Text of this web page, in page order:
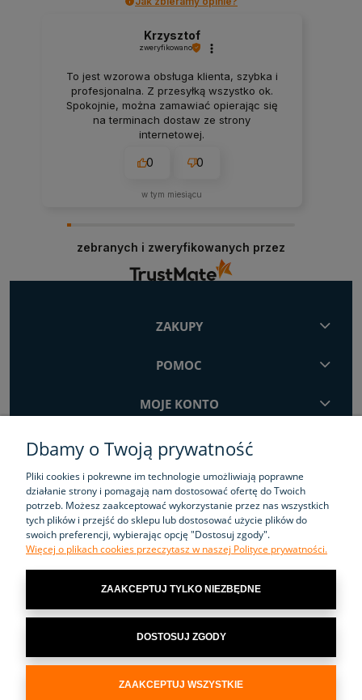
Krzysztof
zweryfikowano
To jest wzorowa obsługa klienta, szybka i
profesjonalna. Z przesyłką wszystko ok.
Spokojnie, można zamawiać opierając się
na terminach dostaw ze strony
internetowej.
0 0
w tym miesiącu
zebranych i zweryfikowanych przez
ZAKUPY
POMOC
MOJE KONTO
INFORMACJE
Sklep internetowy Wima-Tools.plzapewnia
nowoczesneelektronarzędzia. Doskonałej jakościnarzędzia elektryczne
zapraszamy do zapoznania się z ofertą.
Wima Sp. j. Józefczyk Szpunarul. Sonina 502, 37-100 Łańcut, woj.
telefon:+48 573 332 999, e-mail:wima@wima-tools.pl
Dbamy o Twoją prywatność
Pliki cookies i pokrewne im technologie umożliwiają poprawne
działanie strony i pomagają nam dostosować ofertę do Twoich
potrzeb. Możesz zaakceptować wykorzystanie przez nas wszystkich
tych plików i przejść do sklepu lub dostosować użycie plików do
swoich preferencji, wybierając opcję "Dostosuj zgody".
Więcej o plikach cookies przeczytasz w naszej Polityce prywatności.
ZAAKCEPTUJ TYLKO NIEZBĘDNE
DOSTOSUJ ZGODY
ZAAKCEPTUJ WSZYSTKIE